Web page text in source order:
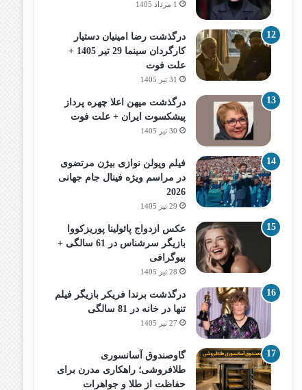
1 مرداد 1405
درگذشت رضا امینیان دستیار
کارگردان سینما 29 تیر 1405 +
علت فوت
31 تیر 1405
درگذشت میهن اعلا چهره پرداز
پیشکسوت ایران + علت فوت
30 تیر 1405
فیلم ویولن نوازی بیژن مرتضوی
در مراسم ویژه فینال جام جهانی
2026
29 تیر 1405
عکس ازدواج پائولینا پوریزکووا
بازیگر سرشناس در 61 سالگی +
بیوگرافی
28 تیر 1405
درگذشت برندا فریکر بازیگر فیلم
تنها در خانه در 81 سالگی
27 تیر 1405
گاوصندوق آسانسوری
طلافروشی؛ راهکاری مدرن برای
حفاظت از طلا و جواهرات